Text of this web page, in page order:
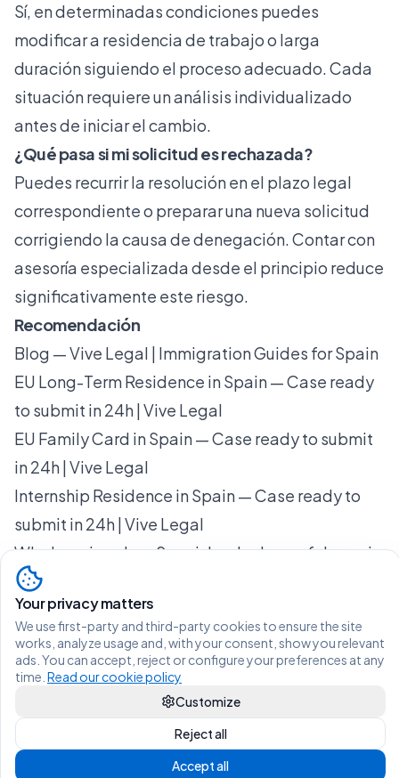
Sí, en determinadas condiciones puedes
modificar a residencia de trabajo o larga
duración siguiendo el proceso adecuado. Cada
situación requiere un análisis individualizado
antes de iniciar el cambio.
¿Qué pasa si mi solicitud es rechazada?
Puedes recurrir la resolución en el plazo legal
correspondiente o preparar una nueva solicitud
corrigiendo la causa de denegación. Contar con
asesoría especializada desde el principio reduce
significativamente este riesgo.
Recomendación
Blog — Vive Legal | Immigration Guides for Spain
EU Long-Term Residence in Spain — Case ready
to submit in 24h | Vive Legal
EU Family Card in Spain — Case ready to submit
in 24h | Vive Legal
Internship Residence in Spain — Case ready to
submit in 24h | Vive Legal
Why learning shop Spanish unlocks confidence in
Spain
Living legally in Spain shouldn't be
difficult.
View services and prices
Your privacy matters
We use first-party and third-party cookies to ensure the site
works, analyze usage and, with your consent, show you relevant
ads. You can accept, reject or configure your preferences at any
time. Read our cookie policy
Customize
Reject all
Accept all